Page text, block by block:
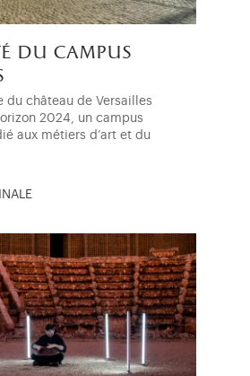
du campus
du château de Versailles
2024, un campus
aux métiers d’art et du